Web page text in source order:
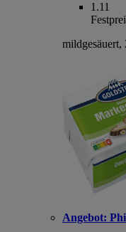
1.11
Angebot: